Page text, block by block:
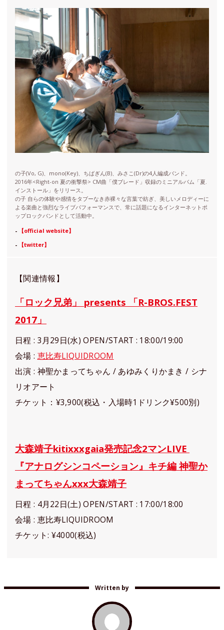
の子(Vo, G)、mono(Key)、ちばぎん(B)、みさこ(Dr)の4人編成バンド。
2016年<Right-on 夏の衝撃祭> CM曲「僕ブレード」収録のミニアルバム「夏.
インストール」をリリース。
の子 自らの体験や感情をタブーなき赤裸々な言葉で紡ぎ、美しいメロディーに
よる楽曲と強烈なライブパフォーマンスで、常に話題になるインターネットポ
ップロックバンドとして活動中。
-
【official website】
-
【twitter】
【関連情報】
「ロック兄弟」 presents 「R-BROS.FEST
2017」
日程 : 3月29日(水) OPEN/START : 18:00/19:00
会場 : 恵比寿LIQUIDROOM
出演 : 神聖かまってちゃん / あゆみくりかまき / シナ
リオアート
チケット：¥3,900(税込・入場時1ドリンク¥500別)
大森靖子kitixxxgaia発売記念2マンLIVE
『アナログシンコペーション』キチ編 神聖か
まってちゃんxxx大森靖子
日程 : 4月22日(土) OPEN/START : 17:00/18:00
会場 : 恵比寿LIQUIDROOM
チケット: ¥4000(税込)
Written by